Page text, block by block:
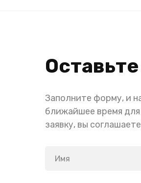
Заполните форму, и
ближайшее время
заявку, вы